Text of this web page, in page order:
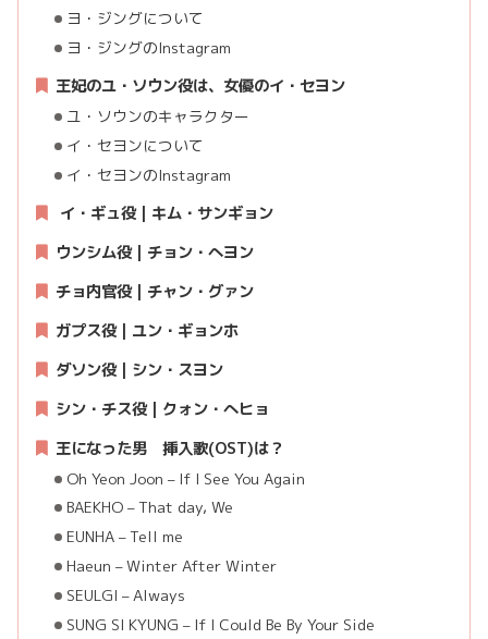
ヨ・ジングについて
ヨ・ジングのInstagram
王妃のユ・ソウン役は、女優のイ・セヨン
ユ・ソウンのキャラクター
イ・セヨンについて
イ・セヨンのInstagram
イ・ギュ役 | キム・サンギョン
ウンシム役 | チョン・へヨン
チョ内官役 | チャン・グァン
ガプス役 | ユン・ギョンホ
ダソン役 | シン・スヨン
シン・チス役 | クォン・へヒョ
王になった男 挿入歌(OST)は？
Oh Yeon Joon – If I See You Again
BAEKHO – That day, We
EUNHA – Tell me
Haeun – Winter After Winter
SEULGI – Always
SUNG SI KYUNG – If I Could Be By Your Side